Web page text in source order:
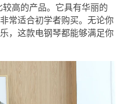
高的产品。它具有华丽的
常适合初学者购买。无论你
，这款电钢琴都能够满足你